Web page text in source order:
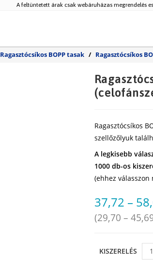
A feltüntetett árak csak webáruházas megrendelés
Ragasztócsíkos BOPP tasak / Ragasztócsíkos
Ragasztócsíkos
szellőzőlyuk
A legkisebb
1000 db-os
(ehhez válasszon
37,72 –
(29,70 –
KISZERELÉS